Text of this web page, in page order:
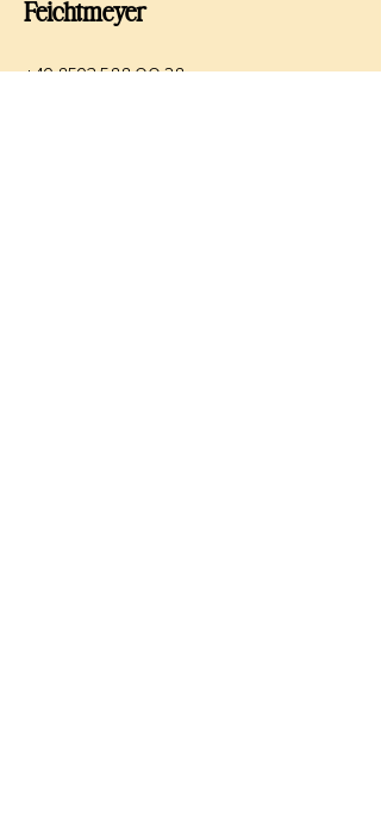
Feichtmeyer
+49 8592 588 00 38